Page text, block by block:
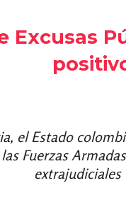
Excusas
el Estado
Fuerzas
extrajudiciales